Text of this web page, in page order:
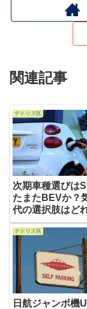
関連記事
テトリス区
次期車種選びは
たまたBEVか？
代の選択肢はど
か
テトリス区
日航ジャンボ機